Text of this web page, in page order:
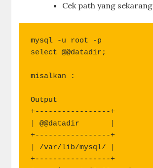
Cek path yang sekarang
mysql -u root -p
select @@datadir;
misalkan :
Output
+-----------------+
| @@datadir       |
+-----------------+
| /var/lib/mysql/ |
+-----------------+